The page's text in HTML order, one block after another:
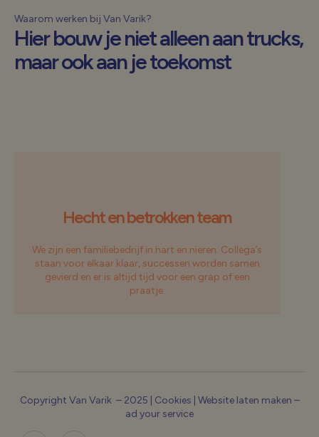
Waarom werken bij Van Varik?
Hier bouw je niet alleen aan trucks,
maar ook aan je toekomst
Hecht en betrokken team
We zijn een familiebedrijf in hart en nieren. Collega’s
staan voor elkaar klaar, successen worden samen
gevierd en er is altijd tijd voor een grap of een
praatje.
Copyright Van Varik – 2025 | Cookies Website laten maken –
ad your service